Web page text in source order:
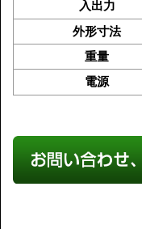
入出力
外形寸法
重量
電源